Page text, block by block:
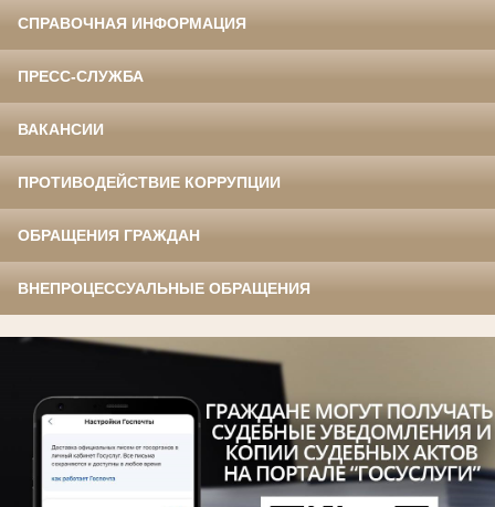
СПРАВОЧНАЯ ИНФОРМАЦИЯ
ПРЕСС-СЛУЖБА
ВАКАНСИИ
ПРОТИВОДЕЙСТВИЕ КОРРУПЦИИ
ОБРАЩЕНИЯ ГРАЖДАН
ВНЕПРОЦЕССУАЛЬНЫЕ ОБРАЩЕНИЯ